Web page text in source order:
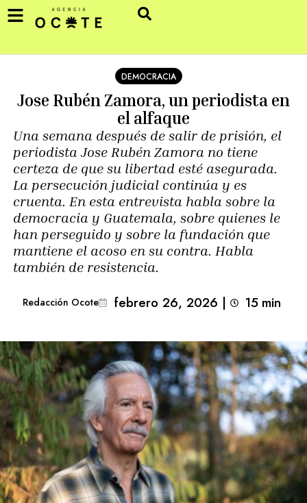
DEMOCRACIA
Jose Rubén Zamora, un periodista en
el alfaque
Una semana después de salir de prisión, el
periodista Jose Rubén Zamora no tiene
certeza de que su libertad esté asegurada.
La persecución judicial continúa y es
cruenta. En esta entrevista habla sobre la
democracia y Guatemala, sobre quienes le
han perseguido y sobre la fundación que
mantiene el acoso en su contra. Habla
también de resistencia.
Redacción Ocote febrero 26, 2026 | 15 min